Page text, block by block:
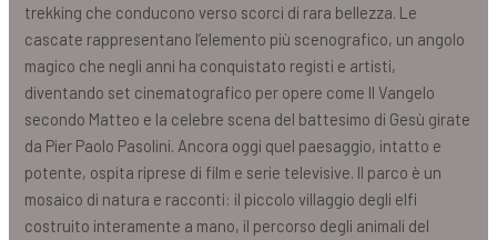
trekking che conducono verso scorci di rara bellezza. Le
cascate rappresentano l’elemento più scenografico, un angolo
magico che negli anni ha conquistato registi e artisti,
diventando set cinematografico per opere come Il Vangelo
secondo Matteo e la celebre scena del battesimo di Gesù girate
da Pier Paolo Pasolini. Ancora oggi quel paesaggio, intatto e
potente, ospita riprese di film e serie televisive. Il parco è un
mosaico di natura e racconti: il piccolo villaggio degli elfi
costruito interamente a mano, il percorso degli animali del